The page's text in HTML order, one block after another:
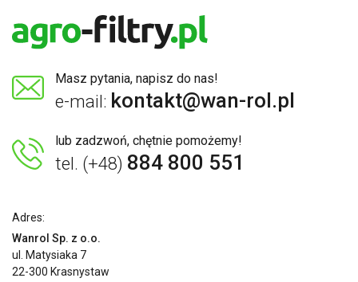
Masz pytania, napisz do nas!
e-mail: kontakt@wan-rol.pl
lub zadzwoń, chętnie pomożemy!
tel. (+48) 884 800 551
Adres:
Wanrol Sp. z o.o.
ul. Matysiaka 7
22-300 Krasnystaw